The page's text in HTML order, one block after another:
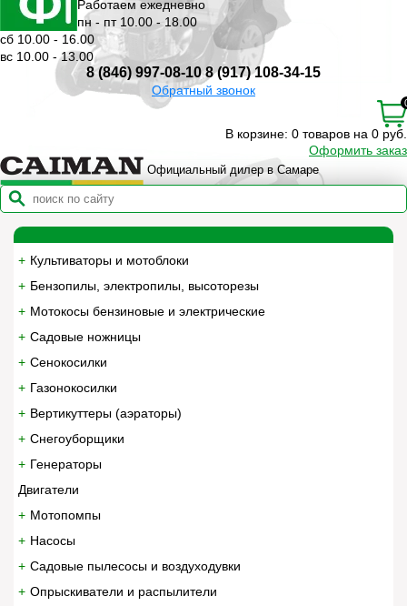
Работаем ежедневно
пн - пт 10.00 - 18.00
сб 10.00 - 16.00
вс 10.00 - 13.00
8 (846) 997-08-10 8 (917) 108-34-15
Обратный звонок
В корзине: 0 товаров на 0 руб.
Оформить заказ
Официальный дилер в Самаре
Культиваторы и мотоблоки
Бензопилы, электропилы, высоторезы
Мотокосы бензиновые и электрические
Садовые ножницы
Сенокосилки
Газонокосилки
Вертикуттеры (аэраторы)
Снегоуборщики
Генераторы
Двигатели
Мотопомпы
Насосы
Садовые пылесосы и воздуходувки
Опрыскиватели и распылители